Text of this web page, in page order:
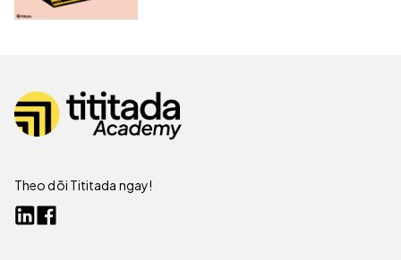
Theo dõi Tititada ngay!